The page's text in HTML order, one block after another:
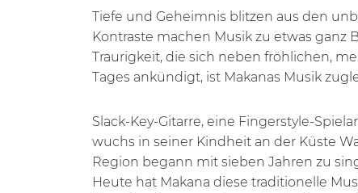
Tiefe und Geheimnis blitzen aus den
Kontraste machen Musik zu etwas ganz
Traurigkeit, die sich neben fröhlichen,
Tages ankündigt, ist Makanas Musik
Slack-Key-Gitarre, eine Fingerstyle-
wuchs in seiner Kindheit an der Küste
Region begann mit sieben Jahren zu
Heute hat Makana diese traditionelle